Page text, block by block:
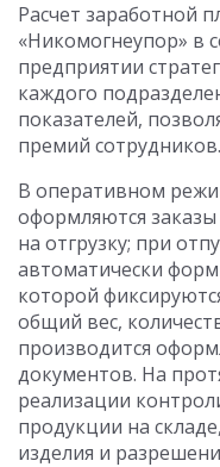
Расчет заработной
«Никомогнеупор» в
предприятии
каждого
показателей,
премий сотрудников.
В оперативном
оформляются
на отгрузку; при
автоматически
которой
общий вес,
производится
документов. На
реализации
продукции на
изделия и